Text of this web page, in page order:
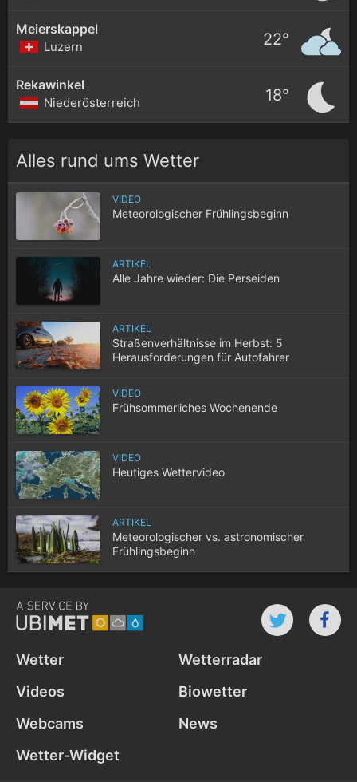
Meierskappel
Luzern 22°
Rekawinkel
Niederösterreich 18°
Alles rund ums Wetter
VIDEO
Meteorologischer Frühlingsbeginn
ARTIKEL
Alle Jahre wieder: Die Perseiden
ARTIKEL
Straßenverhältnisse im Herbst: 5
Herausforderungen für Autofahrer
VIDEO
Frühsommerliches Wochenende
VIDEO
Heutiges Wettervideo
ARTIKEL
Meteorologischer vs. astronomischer
Frühlingsbeginn
Wetter
Wetterradar
Videos
Biowetter
Webcams
News
Wetter-Widget